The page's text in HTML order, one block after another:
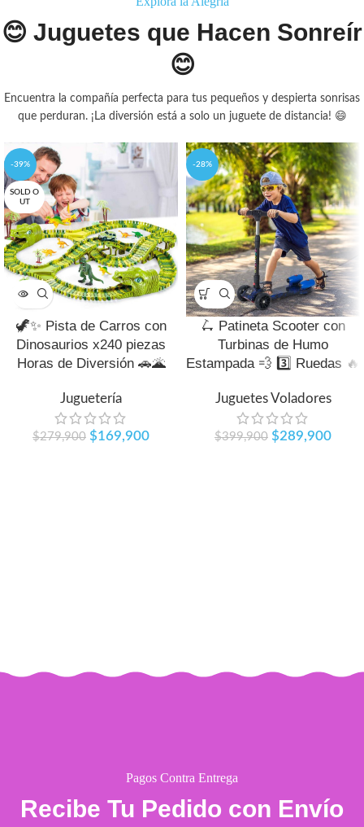
😊 Juguetes que Hacen Sonreír
😊
Encuentra la compañía perfecta para tus pequeños y despierta sonrisas
que perduran. ¡La diversión está a solo un juguete de distancia! 😄
-39%
SOLD O
UT
🦖✨ Pista de Carros con
Dinosaurios x240 piezas
Horas de Diversión 🚗🌋
Juguetería
$279,900 $169,900
-28%
🛴 Patineta Scooter con
Turbinas de Humo
Estampada 💨 3️⃣ Ruedas 🔥
Juguetes Voladores
$399,900 $289,900
Pagos Contra Entrega
Recibe Tu Pedido con Envío